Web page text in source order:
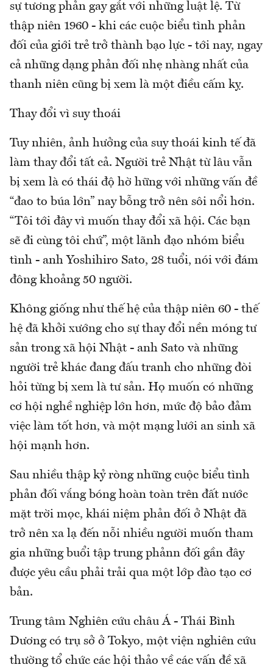
sự tương phản gay gắt với những luật lệ. Từ
thập niên 1960 - khi các cuộc biểu tình phản
đối của giới trẻ trở thành bạo lực - tới nay, ngay
cả những dạng phản đối nhẹ nhàng nhất của
thanh niên cũng bị xem là một điều cấm kỵ.
Thay đổi vì suy thoái
Tuy nhiên, ảnh hưởng của suy thoái kinh tế đã
làm thay đổi tất cả. Người trẻ Nhật từ lâu vẫn
bị xem là có thái độ hờ hững với những vấn đề
“đao to búa lớn” nay bỗng trở nên sôi nổi hơn.
“Tôi tới đây vì muốn thay đổi xã hội. Các bạn
sẽ đi cùng tôi chứ”, một lãnh đạo nhóm biểu
tình - anh Yoshihiro Sato, 28 tuổi, nói với đám
đông khoảng 50 người.
Không giống như thế hệ của thập niên 60 - thế
hệ đã khởi xướng cho sự thay đổi nền móng tư
sản trong xã hội Nhật - anh Sato và những
người trẻ khác đang đấu tranh cho những đòi
hỏi từng bị xem là tư sản. Họ muốn có những
cơ hội nghề nghiệp lớn hơn, mức độ bảo đảm
việc làm tốt hơn, và một mạng lưới an sinh xã
hội mạnh hơn.
Sau nhiều thập kỷ ròng những cuộc biểu tình
phản đối vắng bóng hoàn toàn trên đất nước
mặt trời mọc, khái niệm phản đối ở Nhật đã
trở nên xa lạ đến nỗi nhiều người muốn tham
gia những buổi tập trung phảnn đối gần đây
được yêu cầu phải trải qua một lớp đào tạo cơ
bản.
Trung tâm Nghiên cứu châu Á - Thái Bình
Dương có trụ sở ở Tokyo, một viện nghiên cứu
thường tổ chức các hội thảo về các vấn đề xã